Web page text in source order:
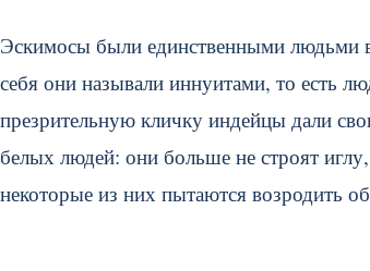
Эскимосы были единственными людьми
себя они называли иннуитами, то есть
презрительную кличку индейцы дали
белых людей: они больше не строят
некоторые из них пытаются возродить